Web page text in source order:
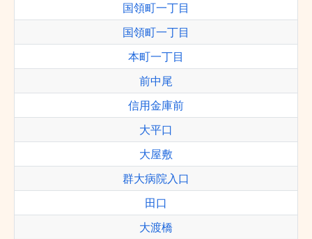
国領町一丁目
国領町一丁目
本町一丁目
前中尾
信用金庫前
大平口
大屋敷
群大病院入口
田口
大渡橋